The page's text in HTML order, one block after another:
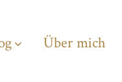
Über mich